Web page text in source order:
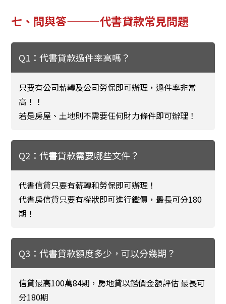
七、問與答———代書貸款常見問題
Q1：代書貸款過件率高嗎？
只要有公司薪轉及公司勞保即可辦理，過件率非常
高！！
若是房屋、土地則不需要任何財力條件即可辦理！
Q2：代書貸款需要哪些文件？
代書信貸只要有薪轉和勞保即可辦理！
代書房信貸只要有權狀即可進行鑑價，最長可分180
期！
Q3：代書貸款額度多少，可以分幾期？
信貸最高100萬84期，房地貸以鑑價金額評估 最長可
分180期